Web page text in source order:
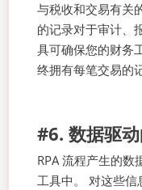
与税收和交易有关
的记录对于审计、
具可确保您的财务
终拥有每笔交易的
#6. 数据驱
RPA 流程产生的
工具中。 对这些信